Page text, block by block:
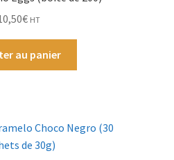
€ HT
au panier